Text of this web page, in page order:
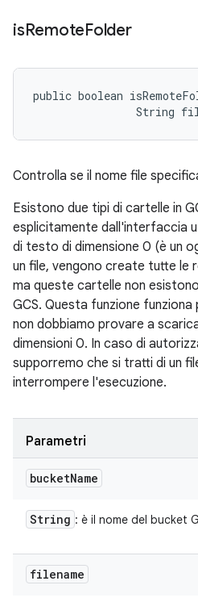
isRemoteFolder
public boolean
String
Controlla se il nome file
Esistono due tipi di cartelle in
esplicitamente dall'interfaccia
di testo di dimensione 0 (è un
un file, vengono create tutte le
ma queste cartelle non
GCS. Questa funzione
non dobbiamo provare a
dimensioni 0. In caso di
supporremo che si tratti di un
interrompere l'esecuzione.
Parametri
bucketName
String : è il nome del bucket
filename